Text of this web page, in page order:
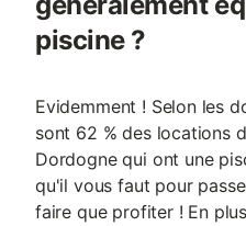
piscine ?
Evidemment ! Selon les
sont 62 % des locations
Dordogne qui ont une
qu'il vous faut pour
faire que profiter ! En